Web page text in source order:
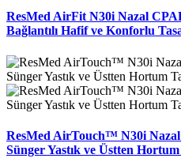
ResMed AirFit N30i Nazal
Bağlantılı Hafif ve Konforlu
ResMed AirTouch™ N30i Nazal
Sünger Yastık ve Üstten Hortum